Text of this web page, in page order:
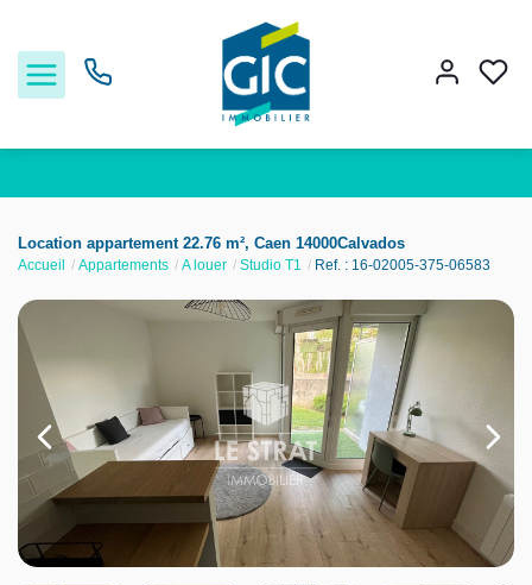
Acheter
Louer
Estimer
Nos services
Nos agences
Nous contacter
Location appartement 22.76 m², Caen 14000Calvados
Accueil Appartements A louer Studio T1 Ref. : 16-02005-375-06583